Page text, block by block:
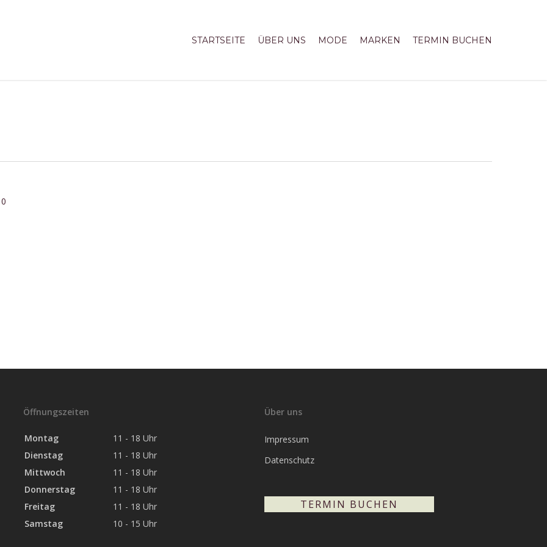
STARTSEITE ÜBER UNS MODE MARKEN TERMIN BUCHEN
0
Öffnungszeiten
Montag
11 - 18 Uhr
Dienstag
11 - 18 Uhr
Mittwoch
11 - 18 Uhr
Donnerstag
11 - 18 Uhr
Freitag
11 - 18 Uhr
Samstag
10 - 15 Uhr
Über uns
Impressum
Datenschutz
TERMIN BUCHEN